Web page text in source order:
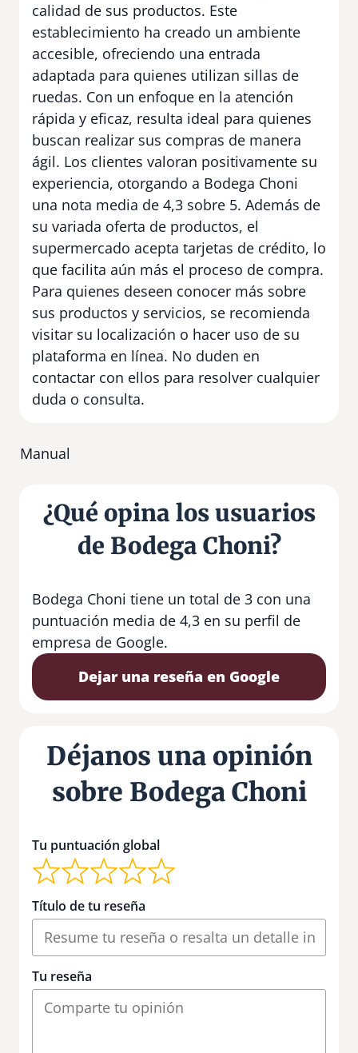
calidad de sus productos. Este
establecimiento ha creado un ambiente
accesible, ofreciendo una entrada
adaptada para quienes utilizan sillas de
ruedas. Con un enfoque en la atención
rápida y eficaz, resulta ideal para quienes
buscan realizar sus compras de manera
ágil. Los clientes valoran positivamente su
experiencia, otorgando a Bodega Choni
una nota media de 4,3 sobre 5. Además de
su variada oferta de productos, el
supermercado acepta tarjetas de crédito, lo
que facilita aún más el proceso de compra.
Para quienes deseen conocer más sobre
sus productos y servicios, se recomienda
visitar su localización o hacer uso de su
plataforma en línea. No duden en
contactar con ellos para resolver cualquier
duda o consulta.
Manual
¿Qué opina los usuarios
de Bodega Choni?
Bodega Choni tiene un total de 3 con una
puntuación media de 4,3 en su perfil de
empresa de Google.
Dejar una reseña en Google
Déjanos una opinión
sobre Bodega Choni
Tu puntuación global
Título de tu reseña
Tu reseña